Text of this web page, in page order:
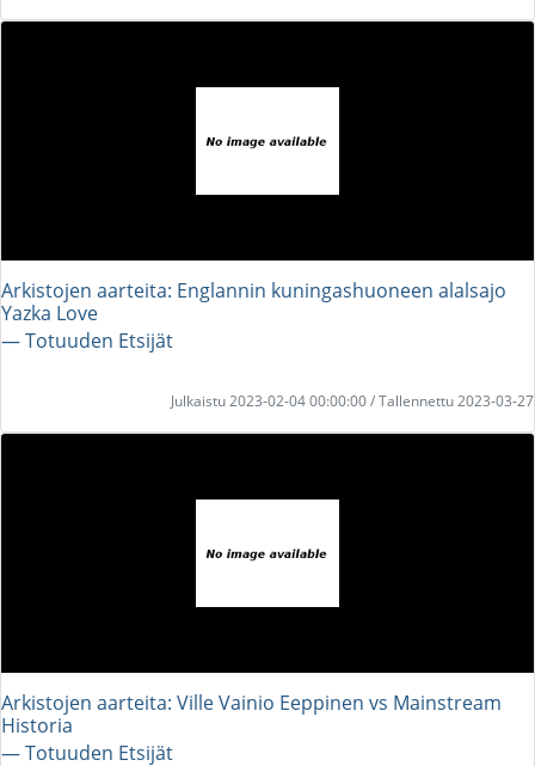
Arkistojen aarteita: Englannin kuningashuoneen alalsajo
Yazka Love
― Totuuden Etsijät
Julkaistu 2023-02-04 00:00:00 / Tallennettu 2023-03-27
Arkistojen aarteita: Ville Vainio Eeppinen vs Mainstream
Historia
― Totuuden Etsijät